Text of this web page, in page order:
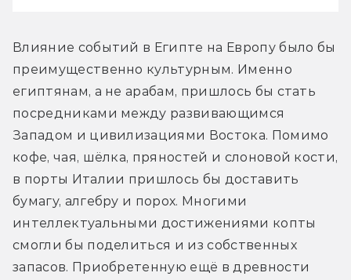
Влияние событий в Египте на Европу было бы
преимущественно культурным. Именно
египтянам, а не арабам, пришлось бы стать
посредниками между развивающимся
Западом и цивилизациями Востока. Помимо
кофе, чая, шёлка, пряностей и слоновой кости,
в порты Италии пришлось бы доставить
бумагу, алгебру и порох. Многими
интеллектуальными достижениями копты
смогли бы поделиться и из собственных
запасов. Приобретенную ещё в древности